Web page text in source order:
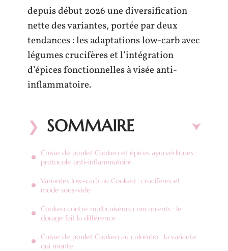
depuis début 2026 une diversification
nette des variantes, portée par deux
tendances : les adaptations low-carb avec
légumes crucifères et l’intégration
d’épices fonctionnelles à visée anti-
inflammatoire.
SOMMAIRE
Cuisse de poulet Cookeo et épices ayurvédiques :
protocole anti-inflammatoire
Variantes low-carb au Cookeo : crucifères et
mode sous-vide
Cookeo contre multicuiseurs concurrents : le
dorage fait la différence
Cuisse de poulet Cookeo au colombo : la variante
qui monte